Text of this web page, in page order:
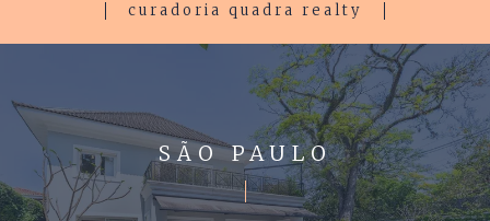
curadoria quadra realty
SÃO PAULO